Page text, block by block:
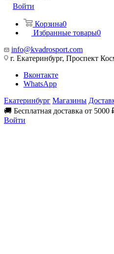
Войти
Корзина0
Избранные товары0
info@kvadrosport.com
г. Екатеринбург, Проспект
Вконтакте
WhatsApp
Екатеринбург Магазины
🚚 Бесплатная доставка от 5000
Войти